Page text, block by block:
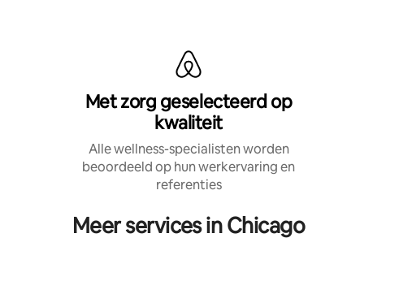
Met zorg geselecteerd op
kwaliteit
Alle wellness-specialisten worden
beoordeeld op hun werkervaring en
referenties
Meer services in Chicago